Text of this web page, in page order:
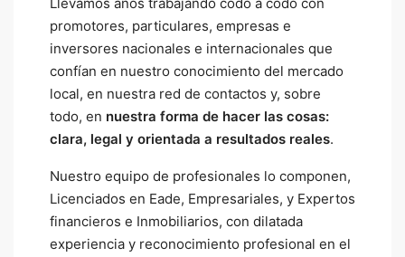
promotores, particulares, empresas e
inversores nacionales e internacionales que
confían en nuestro conocimiento del mercado
local, en nuestra red de contactos y, sobre
todo, en nuestra forma de hacer las cosas:
clara, legal y orientada a resultados reales.
Nuestro equipo de profesionales lo componen,
Licenciados en Eade, Empresariales, y Expertos
financieros e Inmobiliarios, con dilatada
experiencia y reconocimiento profesional en el